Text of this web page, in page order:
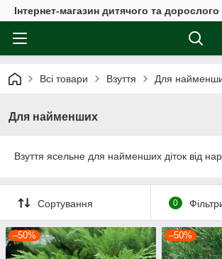
Інтернет-магазин дитячого та
Всі товари Взуття Для
Для найменших
Взуття ясельне для найменших діток від
Сортування 0
–50% –50%